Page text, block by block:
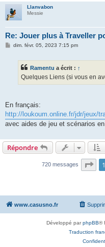
Llanvabon
Messie
Re: Jouer plus à Traveller
Mdim. févr. 05, 2023 7:15 pm
Ramentu a écrit : ↑
Quelques Liens (si vous en
En français:
http://loukoum.online.fr/jdr/jeux/
avec aides de jeu et scénarios
Répondre
720 messages 1
www.casusno.fr
Développé parphpBB®
Traduction